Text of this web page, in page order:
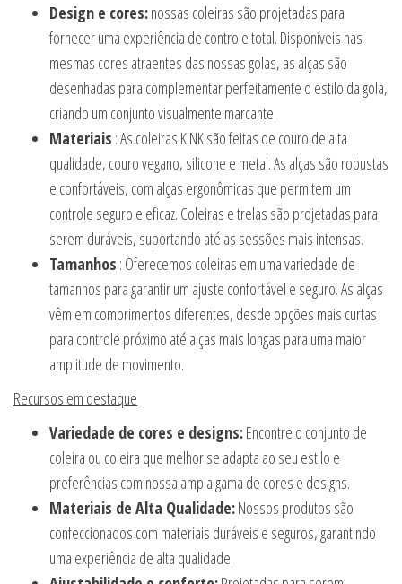
Design e cores:nossas coleiras são projetadas para
fornecer uma experiência de controle total. Disponíveis nas
mesmas cores atraentes das nossas golas, as alças são
desenhadas para complementar perfeitamente o estilo da gola,
criando um conjunto visualmente marcante.
Materiais : As coleiras KINK são feitas de couro de alta
qualidade, couro vegano, silicone e metal. As alças são robustas
e confortáveis, com alças ergonômicas que permitem um
controle seguro e eficaz. Coleiras e trelas são projetadas para
serem duráveis, suportando até as sessões mais intensas.
Tamanhos : Oferecemos coleiras em uma variedade de
tamanhos para garantir um ajuste confortável e seguro. As alças
vêm em comprimentos diferentes, desde opções mais curtas
para controle próximo até alças mais longas para uma maior
amplitude de movimento.
Recursos em destaque
Variedade de cores e designs:Encontre o conjunto de
coleira ou coleira que melhor se adapta ao seu estilo e
preferências com nossa ampla gama de cores e designs.
Materiais de Alta Qualidade:Nossos produtos são
confeccionados com materiais duráveis e seguros, garantindo
uma experiência de alta qualidade.